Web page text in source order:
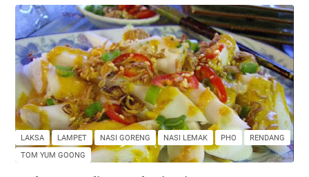
h
D
a
n
E
n
a
k
D
i
e
p
P
e
m
p
e
k
S
LAKSA LAMPET NASI GORENG NASI LEMAK PHO
RENDANG
TOM YUM GOONG